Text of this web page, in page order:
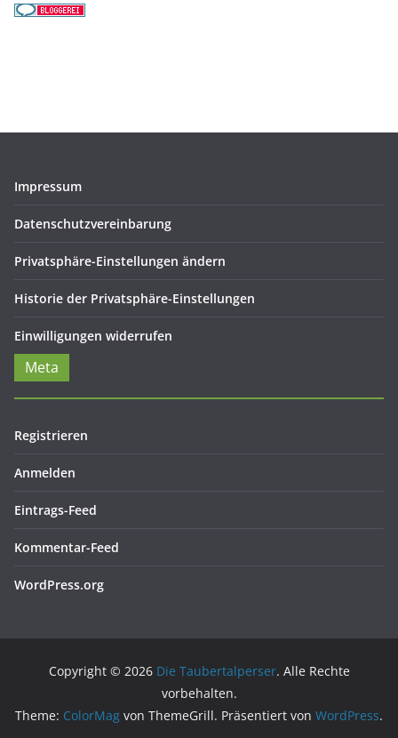
Impressum
Datenschutzvereinbarung
Privatsphäre-Einstellungen ändern
Historie der Privatsphäre-Einstellungen
Einwilligungen widerrufen
Meta
Registrieren
Anmelden
Eintrags-Feed
Kommentar-Feed
WordPress.org
Copyright © 2026 Die Taubertalperser. Alle Rechte
vorbehalten.
Theme: ColorMag von ThemeGrill. Präsentiert von WordPress.